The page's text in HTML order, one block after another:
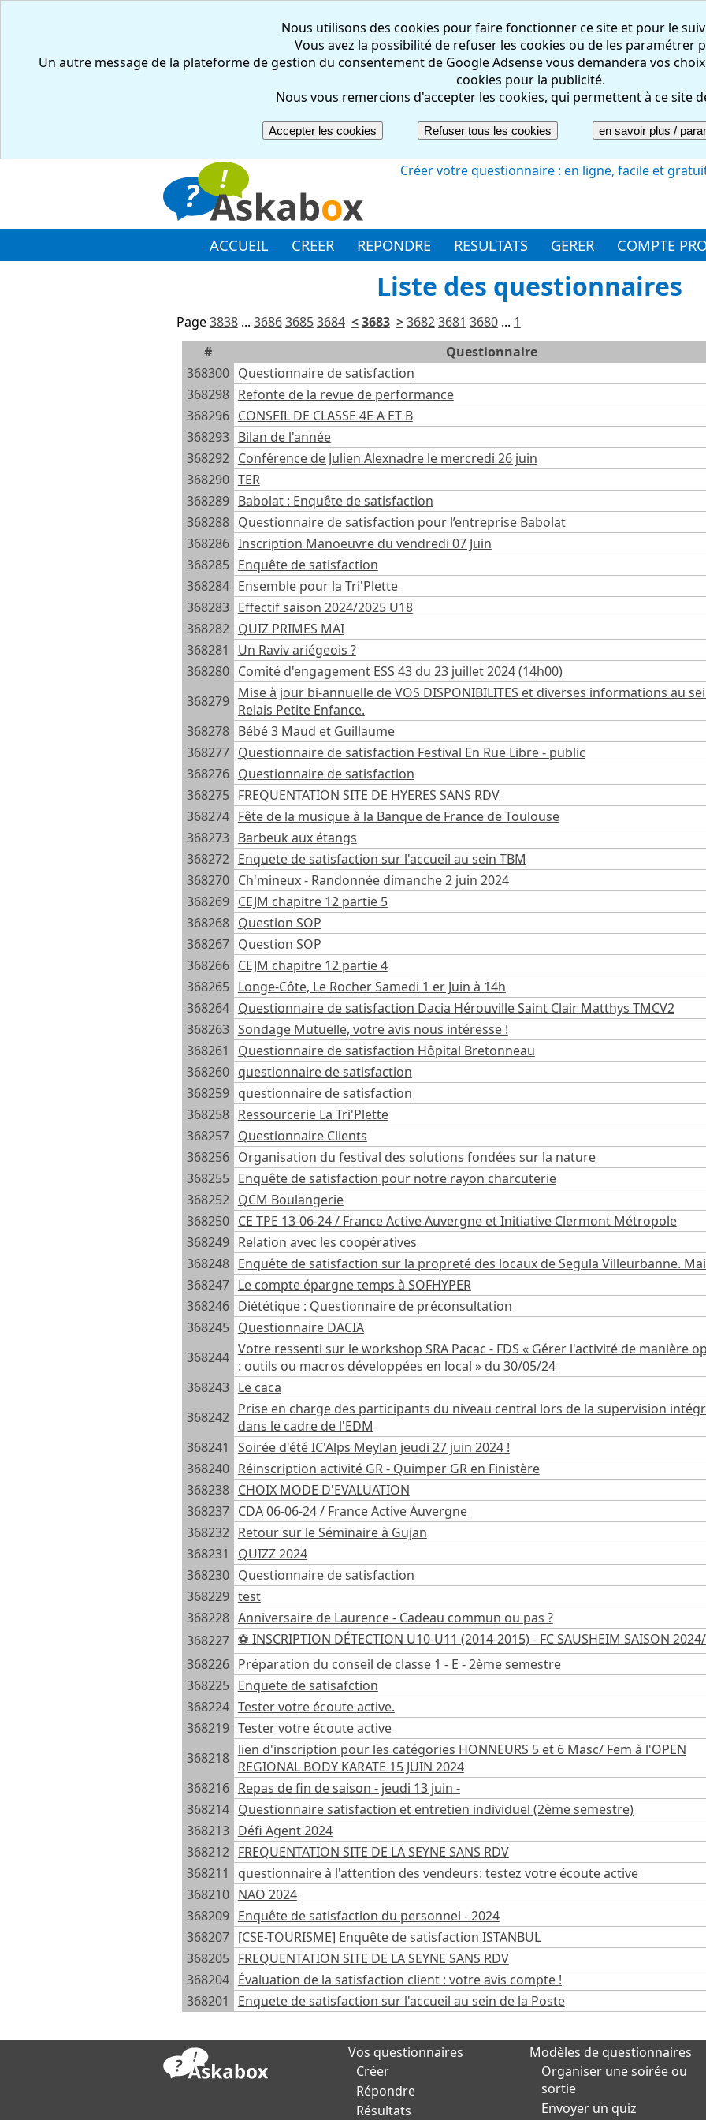
Nous utilisons des cookies pour faire fonctionner ce site et pour le
Vous avez la possibilité de refuser les cookies ou de les paramétrer
Un autre message de la plateforme de gestion du consentement de Google Adsense vous demandera vos
cookies pour la publicité.
Nous vous remercions d'accepter les cookies, qui permettent à ce site
Accepter les cookies Refuser tous les cookies en savoir plus /
Créer votre questionnaire : en ligne, facile et
ACCUEIL CREER REPONDRE RESULTATS GERER COMPTE
Liste des questionnaires
Page3838 ... 368636853684 <3683 >36823681 3680 ... 1
#
Questionnaire
368300 Questionnaire de satisfaction
368298 Refonte de la revue de performance
368296 CONSEIL DE CLASSE 4E A ET B
368293 Bilan de l'année
368292 Conférence de Julien Alexnadre le mercredi 26 juin
368290 TER
368289 Babolat : Enquête de satisfaction
368288 Questionnaire de satisfaction pour l’entreprise Babolat
368286 Inscription Manoeuvre du vendredi 07 Juin
368285 Enquête de satisfaction
368284 Ensemble pour la Tri'Plette
368283 Effectif saison 2024/2025 U18
368282 QUIZ PRIMES MAI
368281
Un Raviv ariégeois ?
368280 Comité d'engagement ESS 43 du 23 juillet 2024 (14h00)
368279 Mise à jour bi-annuelle de VOS DISPONIBILITES et diverses informations au
Relais Petite Enfance.
368278 Bébé 3 Maud et Guillaume
368277 Questionnaire de satisfaction Festival En Rue Libre - public
368276 Questionnaire de satisfaction
368275 FREQUENTATION SITE DE HYERES SANS RDV
368274 Fête de la musique à la Banque de France de Toulouse
368273 Barbeuk aux étangs
368272 Enquete de satisfaction sur l'accueil au sein TBM
368270 Ch'mineux - Randonnée dimanche 2 juin 2024
368269 CEJM chapitre 12 partie 5
368268 Question SOP
368267 Question SOP
368266 CEJM chapitre 12 partie 4
368265 Longe-Côte, Le Rocher Samedi 1 er Juin à 14h
368264 Questionnaire de satisfaction Dacia Hérouville Saint Clair Matthys TMCV2
368263 Sondage Mutuelle, votre avis nous intéresse !
368261
Questionnaire de satisfaction Hôpital Bretonneau
368260 questionnaire de satisfaction
368259 questionnaire de satisfaction
368258 Ressourcerie La Tri'Plette
368257 Questionnaire Clients
368256 Organisation du festival des solutions fondées sur la nature
368255 Enquête de satisfaction pour notre rayon charcuterie
368252 QCM Boulangerie
368250 CE TPE 13-06-24 / France Active Auvergne et Initiative Clermont Métropole
368249 Relation avec les coopératives
368248 Enquête de satisfaction sur la propreté des locaux de Segula Villeurbanne.
368247 Le compte épargne temps à SOFHYPER
368246 Diététique : Questionnaire de préconsultation
368245 Questionnaire DACIA
368244 Votre ressenti sur le workshop SRA Pacac - FDS « Gérer l'activité de manière
: outils ou macros développées en local » du 30/05/24
368243 Le caca
368242 Prise en charge des participants du niveau central lors de la supervision
dans le cadre de l'EDM
368241
Soirée d'été IC'Alps Meylan jeudi 27 juin 2024 !
368240 Réinscription activité GR - Quimper GR en Finistère
368238 CHOIX MODE D'EVALUATION
368237 CDA 06-06-24 / France Active Auvergne
368232 Retour sur le Séminaire à Gujan
368231
QUIZZ 2024
368230 Questionnaire de satisfaction
368229 test
368228 Anniversaire de Laurence - Cadeau commun ou pas ?
368227 ⚽️ INSCRIPTION DÉTECTION U10-U11 (2014-2015) - FC SAUSHEIM SAISON
368226 Préparation du conseil de classe 1 - E - 2ème semestre
368225 Enquete de satisafction
368224 Tester votre écoute active.
368219 Tester votre écoute active
368218 lien d'inscription pour les catégories HONNEURS 5 et 6 Masc/ Fem à l'OPEN
REGIONAL BODY KARATE 15 JUIN 2024
368216 Repas de fin de saison - jeudi 13 juin -
368214 Questionnaire satisfaction et entretien individuel (2ème semestre)
368213 Défi Agent 2024
368212 FREQUENTATION SITE DE LA SEYNE SANS RDV
368211
questionnaire à l'attention des vendeurs: testez votre écoute active
368210 NAO 2024
368209 Enquête de satisfaction du personnel - 2024
368207 [CSE-TOURISME] Enquête de satisfaction ISTANBUL
368205 FREQUENTATION SITE DE LA SEYNE SANS RDV
368204 Évaluation de la satisfaction client : votre avis compte !
368201
Enquete de satisfaction sur l'accueil au sein de la Poste
Vos questionnaires
Créer
Répondre
Résultats
Modèles de questionnaires
Organiser une soirée ou
sortie
Envoyer un quiz